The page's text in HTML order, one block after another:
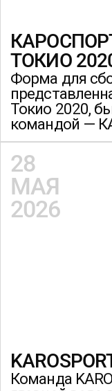
ТОКИО
Форма для
Токио 2020,
командой —
28
МАЯ
2026
Команда